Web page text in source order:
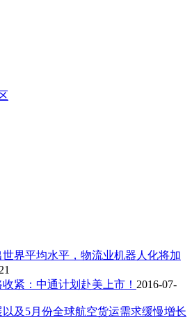
界平均水平，物流业机器人化将加
紧：中通计划赴美上市！ 2016-07-
及5月份全球航空货运需求缓慢增长